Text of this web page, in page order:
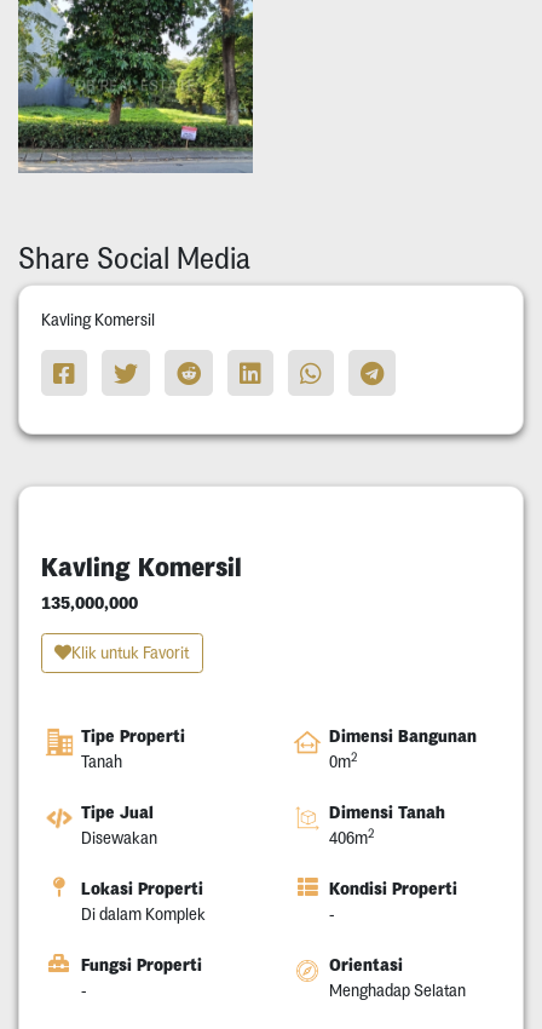
Share Social Media
Kavling Komersil
Kavling Komersil
135,000,000
Klik untuk Favorit
Tipe Properti
Tanah
Dimensi Bangunan
0m2
Tipe Jual
Disewakan
Dimensi Tanah
406m2
Lokasi Properti
Di dalam Komplek
Kondisi Properti
-
Fungsi Properti
-
Orientasi
Menghadap Selatan